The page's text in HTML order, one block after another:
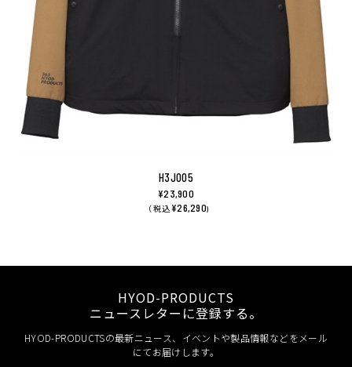
H3J005
¥23,900
（ 税込¥26,290)
HYOD-PRODUCTS
ニュースレターに登録する。
HYOD-PRODUCTSの最新ニュース、イベントや製品情報などをメール
にてお届けします。